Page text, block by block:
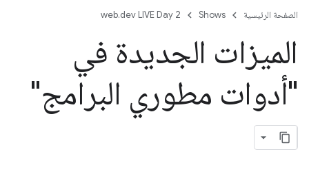
الصفحة الرئيسية Shows
web.dev LIVE Day 2
الميزات الجديدة في
"أدوات مطوري البرامج"